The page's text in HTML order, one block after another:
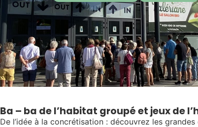
Ba – ba de l’habitat groupé et jeux de
De l’idée à la concrétisation : découvrez les